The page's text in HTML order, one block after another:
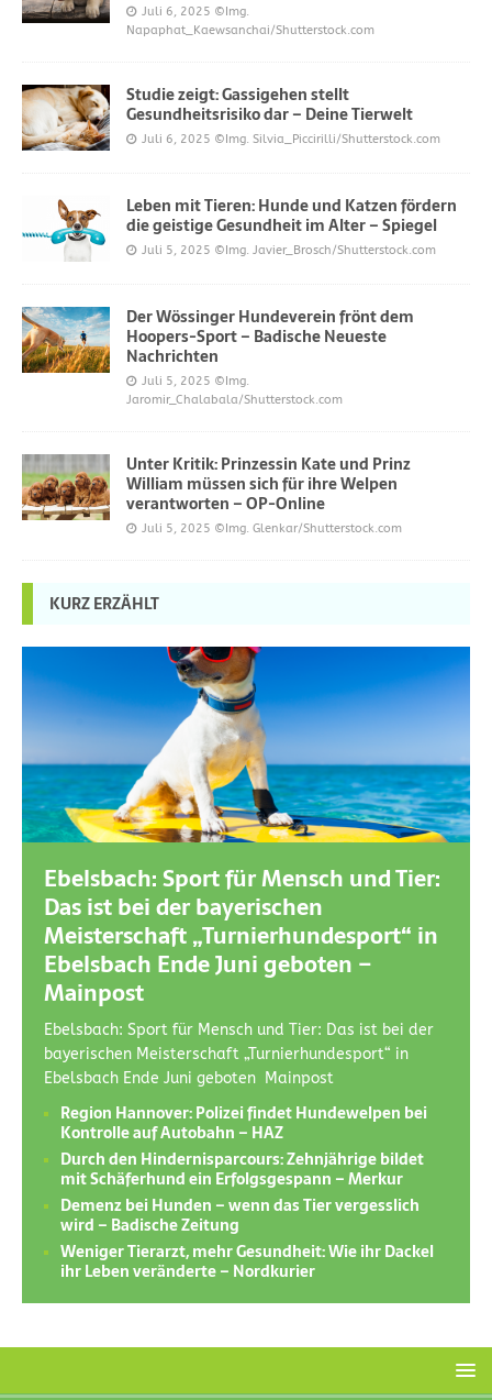
Juli 6, 2025 ©Img.
Napaphat_Kaewsanchai/Shutterstock.com
Studie zeigt: Gassigehen stellt
Gesundheitsrisiko dar – Deine Tierwelt
Juli 6, 2025 ©Img. Silvia_Piccirilli/Shutterstock.com
Leben mit Tieren: Hunde und Katzen fördern
die geistige Gesundheit im Alter – Spiegel
Juli 5, 2025 ©Img. Javier_Brosch/Shutterstock.com
Der Wössinger Hundeverein frönt dem
Hoopers-Sport – Badische Neueste
Nachrichten
Juli 5, 2025 ©Img.
Jaromir_Chalabala/Shutterstock.com
Unter Kritik: Prinzessin Kate und Prinz
William müssen sich für ihre Welpen
verantworten – OP-Online
Juli 5, 2025 ©Img. Glenkar/Shutterstock.com
KURZ ERZÄHLT
Ebelsbach: Sport für Mensch und Tier:
Das ist bei der bayerischen
Meisterschaft „Turnierhundesport“ in
Ebelsbach Ende Juni geboten –
Mainpost
Ebelsbach: Sport für Mensch und Tier: Das ist bei der
bayerischen Meisterschaft „Turnierhundesport“ in
Ebelsbach Ende Juni geboten Mainpost
Region Hannover: Polizei findet Hundewelpen bei
Kontrolle auf Autobahn – HAZ
Durch den Hindernisparcours: Zehnjährige bildet
mit Schäferhund ein Erfolgsgespann – Merkur
Demenz bei Hunden – wenn das Tier vergesslich
wird – Badische Zeitung
Weniger Tierarzt, mehr Gesundheit: Wie ihr Dackel
ihr Leben veränderte – Nordkurier